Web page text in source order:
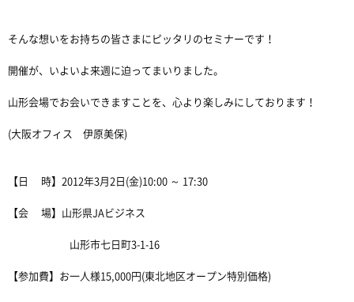
そんな想いをお持ちの皆さまにピッタリのセミナーです！
開催が、いよいよ来週に迫ってまいりました。
山形会場でお会いできますことを、心より楽しみにしております！
(大阪オフィス 伊原美保)
【日 時】2012年3月2日(金)10:00 ～ 17:30
【会 場】山形県JAビジネス
山形市七日町3-1-16
【参加費】お一人様15,000円(東北地区オープン特別価格)